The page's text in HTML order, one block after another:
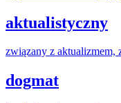
aktualistyczny
związany z aktualizmem,
dogmat